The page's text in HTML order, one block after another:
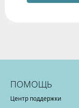
ПОМОЩЬ
Центр поддержки